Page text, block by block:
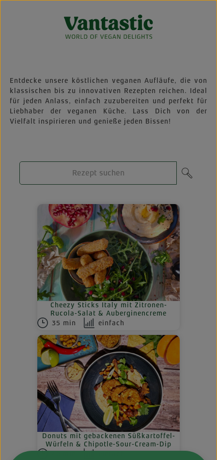
Entdecke unsere köstlichen veganen Aufläufe, die von
klassischen bis zu innovativen Rezepten reichen. Ideal
für jeden Anlass, einfach zuzubereiten und perfekt für
Liebhaber der veganen Küche. Lass Dich von der
Vielfalt inspirieren und genieße jeden Bissen!
Cheezy Sticks Italy mit Zitronen-
Rucola-Salat & Auberginencreme
35 min
einfach
Donuts mit gebackenen Süßkartoffel-
Würfeln & Chipotle-Sour-Cream-Dip
40 min
einfach